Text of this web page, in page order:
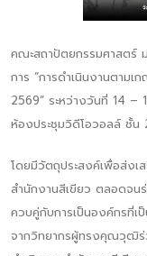
คณะสถาปัตยกรรมศาสตร์
การ “การดำเนินงานตาม
2569” ระหว่างวันที่ 14
ห้องประชุมวิดีโอวอลล์ ชั้น
โดยมีวัตถุประสงค์เพื่อส่งเ
สำนักงานสีเขียว ตลอดจ
ควบคู่กับการเป็นองค์กรที่เ
จากวิทยากรผู้ทรงคุณวุฒิร่